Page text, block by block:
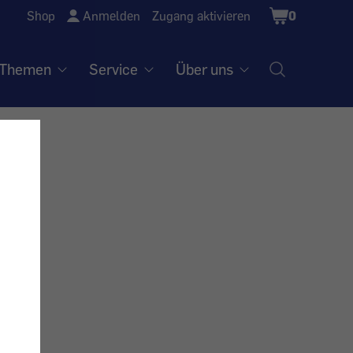
Shop Anmelden Zugang aktivieren
Shopping
Cart
0
Service Über uns
-